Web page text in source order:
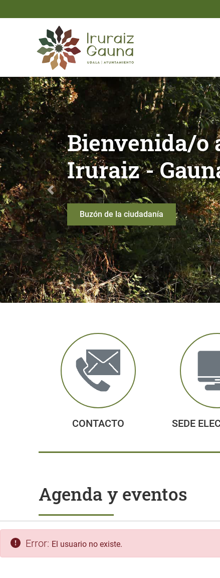
Bienvenida/o al
Bienvenida/o
Iruraiz -
Buzón de la ciudadanía
Anterior
CONTACTO SEDE
Agenda y eventos
Error: El usuario no existe.